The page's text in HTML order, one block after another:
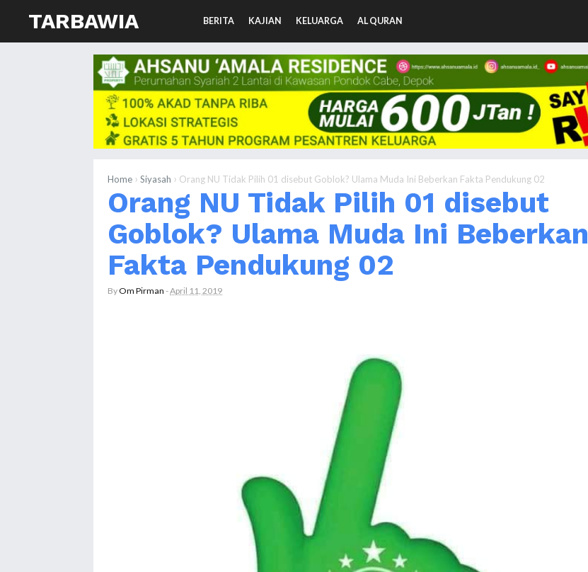
TARBAWIA BERITA KAJIAN KELUARGA AL QURAN
Home › Siyasah › Orang NU Tidak Pilih 01 disebut Goblok? Ulama Muda Ini Beberkan Fakta Pendukung 02
Orang NU Tidak Pilih 01 disebut
Goblok? Ulama Muda Ini Beberkan
Fakta Pendukung 02
ByOm Pirman -April 11, 2019